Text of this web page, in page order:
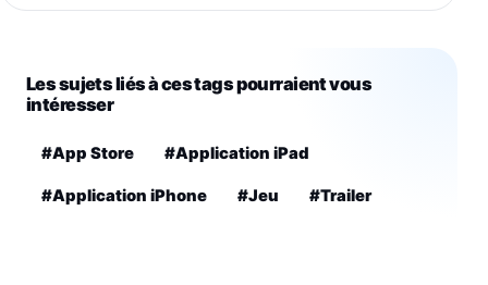
Les sujets liés à ces tags pourraient vous
intéresser
#App Store #Application iPad
#Application iPhone #Jeu #Trailer